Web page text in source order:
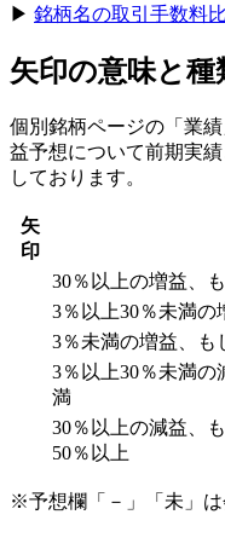
▶︎ 銘柄名の取引手数料
矢印の意味と種
個別銘柄ページの「業
益予想について前期実
しております。
矢
印
30％以上の増益、
3％以上30％未満
3％未満の増益、も
3％以上30％未満の
満
30％以上の減益、
50％以上
※予想欄「－」「未」は